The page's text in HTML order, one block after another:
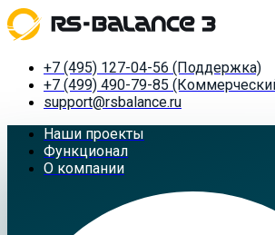
+7 (495) 127-04-56 (Поддержка)
+7 (499) 490-79-85
support@rsbalance.ru
Наши проекты
Функционал
О компании